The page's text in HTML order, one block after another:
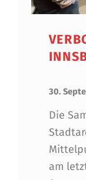
30.
Die
am